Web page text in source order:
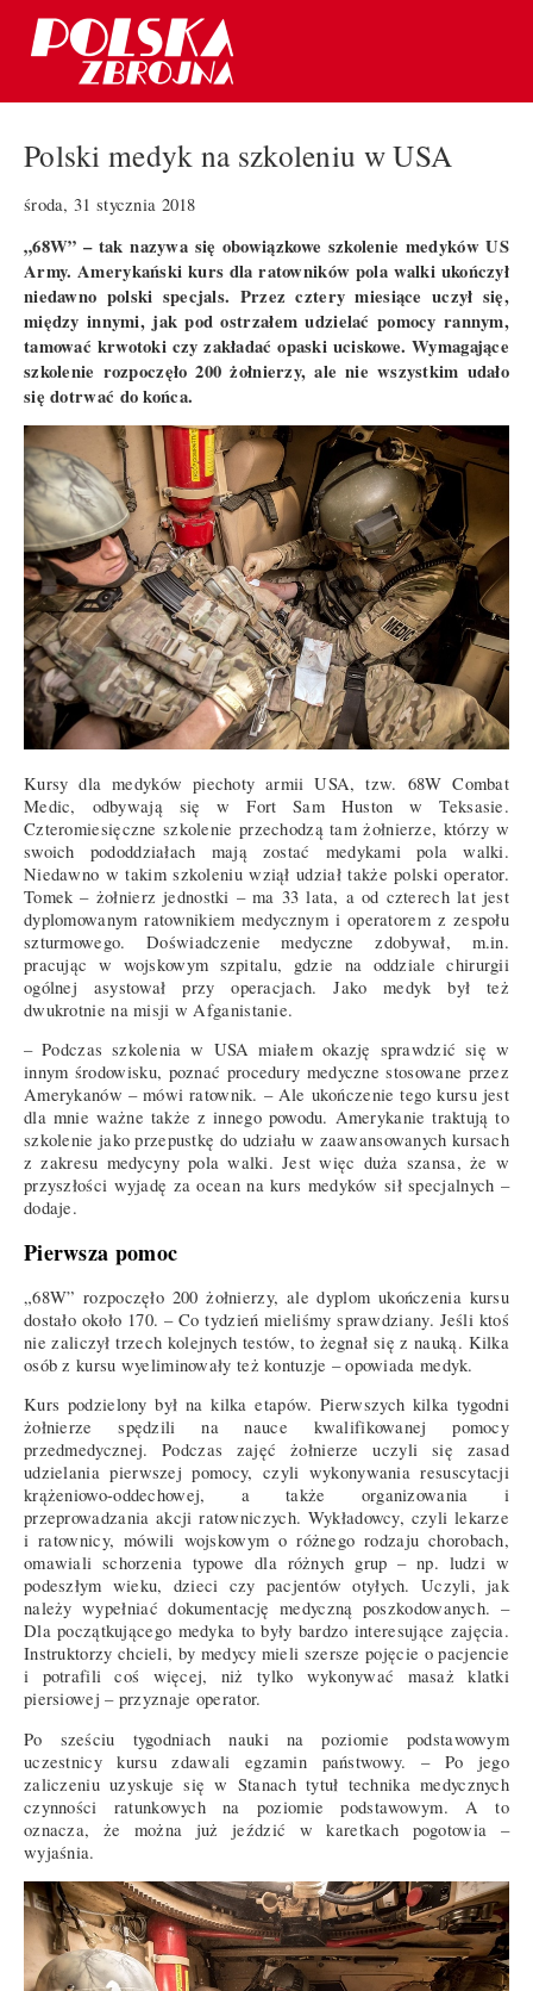
Polski medyk na szkoleniu w USA
środa, 31 stycznia 2018
„68W” – tak nazywa się obowiązkowe szkolenie medyków US
Army. Amerykański kurs dla ratowników pola walki ukończył
niedawno polski specjals. Przez cztery miesiące uczył się,
między innymi, jak pod ostrzałem udzielać pomocy rannym,
tamować krwotoki czy zakładać opaski uciskowe. Wymagające
szkolenie rozpoczęło 200 żołnierzy, ale nie wszystkim udało
się dotrwać do końca.
Kursy dla medyków piechoty armii USA, tzw. 68W Combat
Medic, odbywają się w Fort Sam Huston w Teksasie.
Czteromiesięczne szkolenie przechodzą tam żołnierze, którzy w
swoich pododdziałach mają zostać medykami pola walki.
Niedawno w takim szkoleniu wziął udział także polski operator.
Tomek – żołnierz jednostki – ma 33 lata, a od czterech lat jest
dyplomowanym ratownikiem medycznym i operatorem z zespołu
szturmowego. Doświadczenie medyczne zdobywał, m.in.
pracując w wojskowym szpitalu, gdzie na oddziale chirurgii
ogólnej asystował przy operacjach. Jako medyk był też
dwukrotnie na misji w Afganistanie.
– Podczas szkolenia w USA miałem okazję sprawdzić się w
innym środowisku, poznać procedury medyczne stosowane przez
Amerykanów – mówi ratownik. – Ale ukończenie tego kursu jest
dla mnie ważne także z innego powodu. Amerykanie traktują to
szkolenie jako przepustkę do udziału w zaawansowanych kursach
z zakresu medycyny pola walki. Jest więc duża szansa, że w
przyszłości wyjadę za ocean na kurs medyków sił specjalnych –
dodaje.
Pierwsza pomoc
„68W” rozpoczęło 200 żołnierzy, ale dyplom ukończenia kursu
dostało około 170. – Co tydzień mieliśmy sprawdziany. Jeśli ktoś
nie zaliczył trzech kolejnych testów, to żegnał się z nauką. Kilka
osób z kursu wyeliminowały też kontuzje – opowiada medyk.
Kurs podzielony był na kilka etapów. Pierwszych kilka tygodni
żołnierze spędzili na nauce kwalifikowanej pomocy
przedmedycznej. Podczas zajęć żołnierze uczyli się zasad
udzielania pierwszej pomocy, czyli wykonywania resuscytacji
krążeniowo-oddechowej, a także organizowania i
przeprowadzania akcji ratowniczych. Wykładowcy, czyli lekarze
i ratownicy, mówili wojskowym o różnego rodzaju chorobach,
omawiali schorzenia typowe dla różnych grup – np. ludzi w
podeszłym wieku, dzieci czy pacjentów otyłych. Uczyli, jak
należy wypełniać dokumentację medyczną poszkodowanych. –
Dla początkującego medyka to były bardzo interesujące zajęcia.
Instruktorzy chcieli, by medycy mieli szersze pojęcie o pacjencie
i potrafili coś więcej, niż tylko wykonywać masaż klatki
piersiowej – przyznaje operator.
Po sześciu tygodniach nauki na poziomie podstawowym
uczestnicy kursu zdawali egzamin państwowy. – Po jego
zaliczeniu uzyskuje się w Stanach tytuł technika medycznych
czynności ratunkowych na poziomie podstawowym. A to
oznacza, że można już jeździć w karetkach pogotowia –
wyjaśnia.